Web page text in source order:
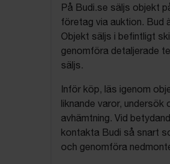
På Budi.se säljs objekt
företag via auktion. Bud
Objekt säljs i befintligt
genomföra detaljerade
säljs.
Inför köp, läs igenom
liknande varor,
avhämtning. Vid
kontakta Budi så snart
och genomföra